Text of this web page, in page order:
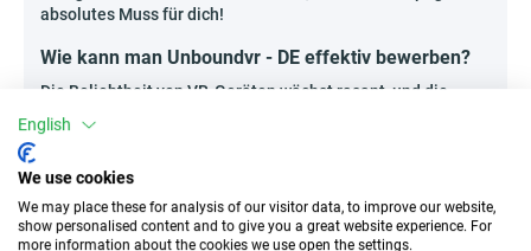
absolutes Muss für dich!
Wie kann man Unboundvr - DE effektiv bewerben?
Die Beliebtheit von VR-Geräten wächst rasant, und die
Profile von Technikbegeisterten versammeln tausende
engagierte Follower. Die besten Werbemittel sind
YouTube, eigene Vergleichstests von Headsets auf
Technik-Blogs sowie edukative Webinare, die praktische
Anwendungen ausgewählter Geräte vorstellen. In VR-
English
We use cookies
We may place these for analysis of our visitor data, to improve our website,
show personalised content and to give you a great website experience. For
more information about the cookies we use open the settings.